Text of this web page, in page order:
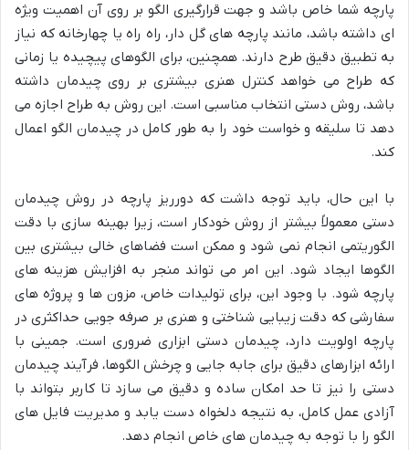
پارچه شما خاص باشد و جهت قرارگیری الگو بر روی آن اهمیت ویژه
ای داشته باشد، مانند پارچه های گل دار، راه راه یا چهارخانه که نیاز
به تطبیق دقیق طرح دارند. همچنین، برای الگوهای پیچیده یا زمانی
که طراح می خواهد کنترل هنری بیشتری بر روی چیدمان داشته
باشد، روش دستی انتخاب مناسبی است. این روش به طراح اجازه می
دهد تا سلیقه و خواست خود را به طور کامل در چیدمان الگو اعمال
کند.
با این حال، باید توجه داشت که دورریز پارچه در روش چیدمان
دستی معمولاً بیشتر از روش خودکار است، زیرا بهینه سازی با دقت
الگوریتمی انجام نمی شود و ممکن است فضاهای خالی بیشتری بین
الگوها ایجاد شود. این امر می تواند منجر به افزایش هزینه های
پارچه شود. با وجود این، برای تولیدات خاص، مزون ها و پروژه های
سفارشی که دقت زیبایی شناختی و هنری بر صرفه جویی حداکثری در
پارچه اولویت دارد، چیدمان دستی ابزاری ضروری است. جمینی با
ارائه ابزارهای دقیق برای جابه جایی و چرخش الگوها، فرآیند چیدمان
دستی را نیز تا حد امکان ساده و دقیق می سازد تا کاربر بتواند با
آزادی عمل کامل، به نتیجه دلخواه دست یابد و مدیریت فایل های
الگو را با توجه به چیدمان های خاص انجام دهد.